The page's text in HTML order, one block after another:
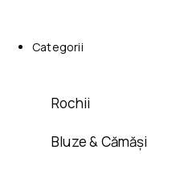
Categorii
Rochii
Bluze & Cămăși